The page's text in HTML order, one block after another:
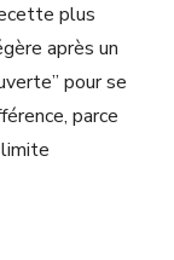
plus
après un
pour se
parce